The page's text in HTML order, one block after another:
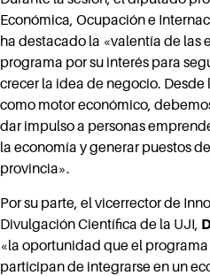
Económica, Ocupación e
ha destacado la «valentía de las
programa por su interés para
crecer la idea de negocio.
como motor económico,
dar impulso a personas
la economía y generar puestos
provincia».
Por su parte, el vicerrector de
Divulgación Científica de la UJI,
«la oportunidad que el
participan de integrarse en un